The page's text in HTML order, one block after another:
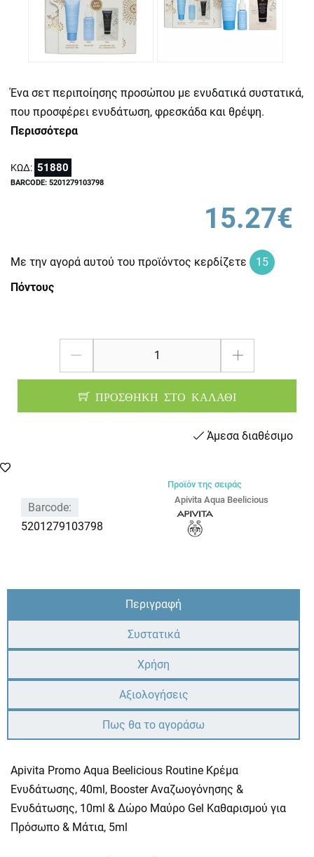
Ένα σετ περιποίησης προσώπου με ενυδατικά συστατικά,
που προσφέρει ενυδάτωση, φρεσκάδα και θρέψη.
Περισσότερα
ΚΩΔ: 51880
BARCODE: 5201279103798
15.27€
Με την αγορά αυτού του προϊόντος κερδίζετε
15
Πόντους
ΠΡΟΣΘΗΚΗ ΣΤΟ ΚΑΛΑΘΙ
Άμεσα διαθέσιμο
Barcode:
5201279103798
Προϊόν της σειράς
Apivita Aqua Beelicious
Περιγραφή
Συστατικά
Χρήση
Αξιολογήσεις
Πως θα το αγοράσω
Apivita Promo Aqua Beelicious Routine Κρέμα
Ενυδάτωσης, 40ml, Booster Αναζωογόνησης &
Ενυδάτωσης, 10ml & Δώρο Μαύρο Gel Καθαρισμού για
Πρόσωπο & Μάτια, 5ml